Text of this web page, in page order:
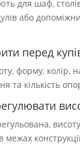
для шаф,
або
перед
форму, колір,
та кількість
межах